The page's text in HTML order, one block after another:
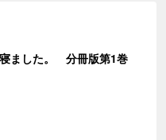
ました。 分冊版第1巻